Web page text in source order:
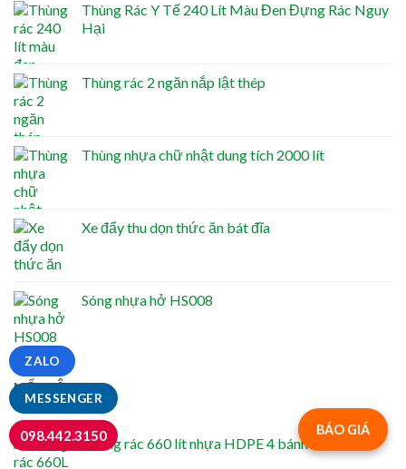
Thùng Rác Y Tế 240 Lít Màu Đen Đựng Rác Nguy
Hại
Thùng rác 2 ngăn nắp lật thép
Thùng nhựa chữ nhật dung tích 2000 lít
Xe đẩy thu dọn thức ăn bát đĩa
Sóng nhựa hở HS008
NỔI BẬT
Thùng rác 660 lít nhựa HDPE 4 bánh xe TR660
BÁO GIÁ
MESSENGER
ZALO
098.442.3150